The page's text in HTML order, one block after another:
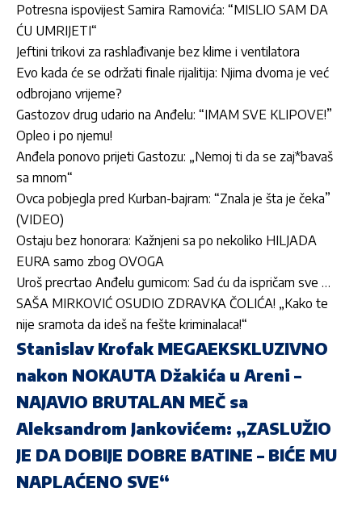
Potresna ispovijest Samira Ramovića: “MISLIO SAM DA
ĆU UMRIJETI“
Jeftini trikovi za rashlađivanje bez klime i ventilatora
Evo kada će se održati finale rijalitija: Njima dvoma je već
odbrojano vrijeme?
Gastozov drug udario na Anđelu: “IMAM SVE KLIPOVE!”
Opleo i po njemu!
Anđela ponovo prijeti Gastozu: „Nemoj ti da se zaj*bavaš
sa mnom“
Ovca pobjegla pred Kurban-bajram: “Znala je šta je čeka”
(VIDEO)
Ostaju bez honorara: Kažnjeni sa po nekoliko HILJADA
EURA samo zbog OVOGA
Uroš precrtao Anđelu gumicom: Sad ću da ispričam sve …
SAŠA MIRKOVIĆ OSUDIO ZDRAVKA ČOLIĆA! „Kako te
nije sramota da ideš na fešte kriminalaca!“
Stanislav Krofak MEGAEKSKLUZIVNO
nakon NOKAUTA Džakića u Areni –
NAJAVIO BRUTALAN MEČ sa
Aleksandrom Jankovićem: „ZASLUŽIO
JE DA DOBIJE DOBRE BATINE – BIĆE MU
NAPLAĆENO SVE“